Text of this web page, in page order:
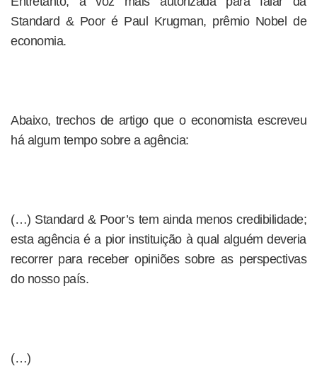
Standard & Poor é Paul Krugman, prêmio Nobel de
economia.
Abaixo, trechos de artigo que o economista escreveu
há algum tempo sobre a agência:
(…) Standard & Poor’s tem ainda menos credibilidade;
esta agência é a pior instituição à qual alguém deveria
recorrer para receber opiniões sobre as perspectivas
do nosso país.
(…)